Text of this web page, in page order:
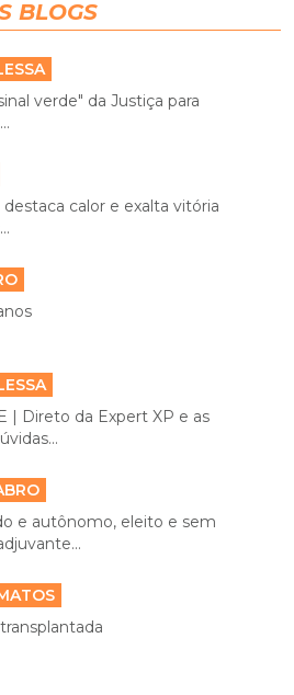
BLOGS
verde" da Justiça para
destaca calor e exalta vitória
| Direto da Expert XP e as
e autônomo, eleito e sem